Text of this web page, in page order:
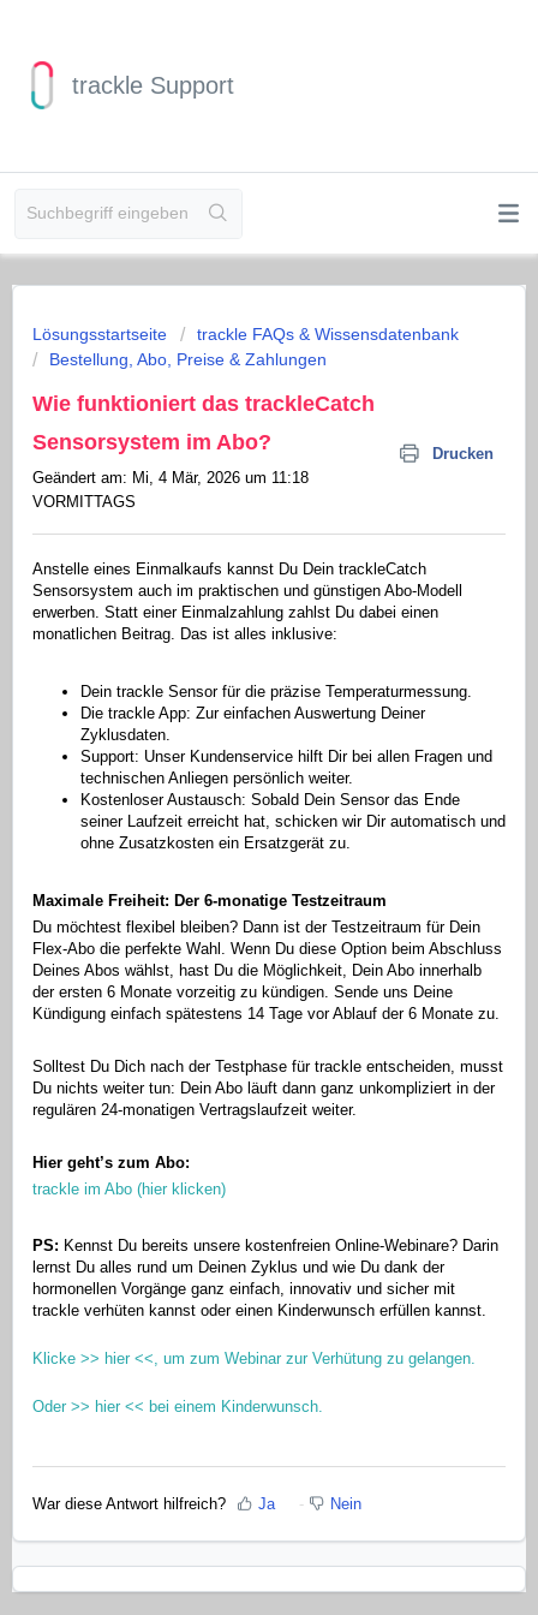
trackle Support
Lösungsstartseite
trackle FAQs & Wissensdatenbank
Bestellung, Abo, Preise & Zahlungen
Wie funktioniert das trackleCatch
Sensorsystem im Abo?
Drucken
Geändert am: Mi, 4 Mär, 2026 um 11:18
VORMITTAGS
Anstelle eines Einmalkaufs kannst Du Dein trackleCatch
Sensorsystem auch im praktischen und günstigen Abo-Modell
erwerben. Statt einer Einmalzahlung zahlst Du dabei einen
monatlichen Beitrag. Das ist alles inklusive:
Dein trackle Sensor für die präzise Temperaturmessung.
Die trackle App: Zur einfachen Auswertung Deiner
Zyklusdaten.
Support: Unser Kundenservice hilft Dir bei allen Fragen und
technischen Anliegen persönlich weiter.
Kostenloser Austausch: Sobald Dein Sensor das Ende
seiner Laufzeit erreicht hat, schicken wir Dir automatisch und
ohne Zusatzkosten ein Ersatzgerät zu.
Maximale Freiheit: Der 6-monatige Testzeitraum
Du möchtest flexibel bleiben? Dann ist der Testzeitraum für Dein
Flex-Abo die perfekte Wahl. Wenn Du diese Option beim Abschluss
Deines Abos wählst, hast Du die Möglichkeit, Dein Abo innerhalb
der ersten 6 Monate vorzeitig zu kündigen. Sende uns Deine
Kündigung einfach spätestens 14 Tage vor Ablauf der 6 Monate zu.
Solltest Du Dich nach der Testphase für trackle entscheiden, musst
Du nichts weiter tun: Dein Abo läuft dann ganz unkompliziert in der
regulären 24-monatigen Vertragslaufzeit weiter.
Hier geht’s zum Abo:
trackle im Abo (hier klicken)
PS: Kennst Du bereits unsere kostenfreien Online-Webinare? Darin
lernst Du alles rund um Deinen Zyklus und wie Du dank der
hormonellen Vorgänge ganz einfach, innovativ und sicher mit
trackle verhüten kannst oder einen Kinderwunsch erfüllen kannst.
Klicke >> hier <<, um zum Webinar zur Verhütung zu gelangen.
Oder >> hier << bei einem Kinderwunsch.
War diese Antwort hilfreich? Ja Nein